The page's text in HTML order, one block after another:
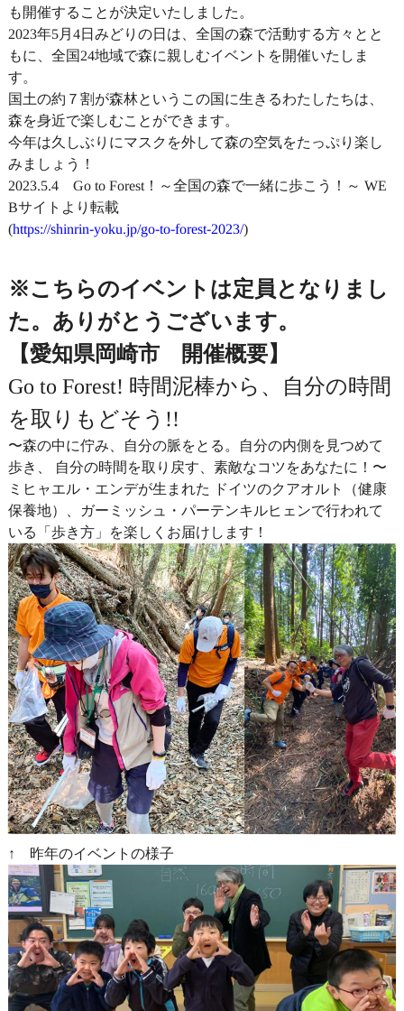
も開催することが決定いたしました。
2023年5月4日みどりの日は、全国の森で活動する方々とと
もに、全国24地域で森に親しむイベントを開催いたしま
す。
国土の約７割が森林というこの国に生きるわたしたちは、
森を身近で楽しむことができます。
今年は久しぶりにマスクを外して森の空気をたっぷり楽し
みましょう！
2023.5.4 Go to Forest！～全国の森で一緒に歩こう！～ WE
Bサイトより転載
(https://shinrin-yoku.jp/go-to-forest-2023/)
※こちらのイベントは定員となりまし
た。ありがとうございます。
【愛知県岡崎市 開催概要】
Go to Forest! 時間泥棒から、自分の時間
を取りもどそう!!
〜森の中に佇み、自分の脈をとる。自分の内側を見つめて
歩き、 自分の時間を取り戻す、素敵なコツをあなたに！〜
ミヒャエル・エンデが生まれた ドイツのクアオルト（健康
保養地）、ガーミッシュ・パーテンキルヒェンで行われて
いる「歩き方」を楽しくお届けします！
↑ 昨年のイベントの様子